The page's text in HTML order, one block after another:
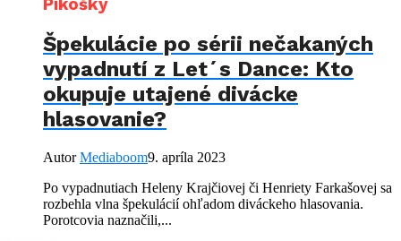
Pikošky
Špekulácie po sérii nečakaných
vypadnutí z Let´s Dance: Kto
okupuje utajené divácke
hlasovanie?
AutorMediaboom9. apríla 2023
Po vypadnutiach Heleny Krajčiovej či Henriety Farkašovej sa
rozbehla vlna špekulácií ohľadom diváckeho hlasovania.
Porotcovia naznačili,...